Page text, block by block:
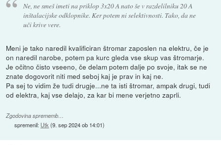
Ne, ne smeš imeti na priklop 3x20 A nato še v razdelilniku 20 A
inštalacijske odklopnike. Ker potem ni selektivnosti. Tako, da ne
uči krive vere.
Meni je tako naredil kvalificiran štromar zaposlen na elektru, če je
on naredil narobe, potem pa kurc gleda vse skup vas štromarje.
Je očitno čisto vseeno, če delam potem dalje po svoje, itak se ne
znate dogovorit niti med seboj kaj je prav in kaj ne.
Pa sej to vidim že tudi drugje...ne ta isti štromar, ampak drugi, tudi
od elektra, kaj vse delajo, za kar bi mene verjetno zaprli.
Zgodovina sprememb…
spremenil: Utk (9. sep 2024 ob 14:01)